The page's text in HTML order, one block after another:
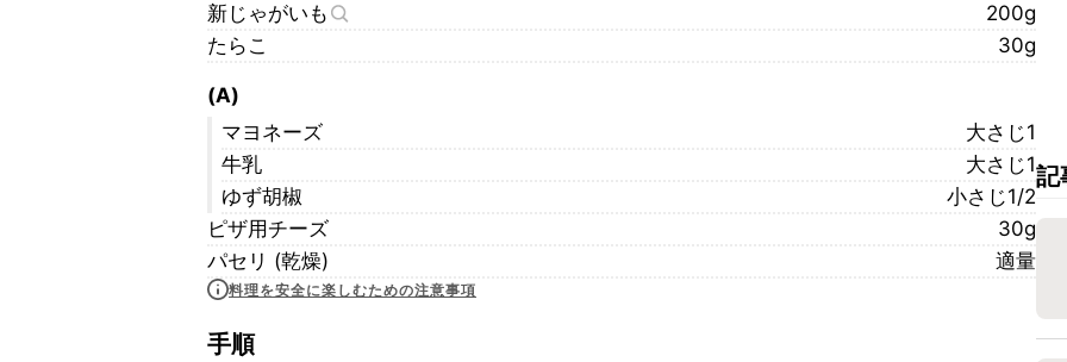
新じゃがいも
200g
たらこ
30g
(A)
マヨネーズ
大さじ1
牛乳
大さじ1
ゆず胡椒
小さじ1/2
ピザ用チーズ
30g
パセリ (乾燥)
適量
料理を安全に楽しむための注意事項
手順
記